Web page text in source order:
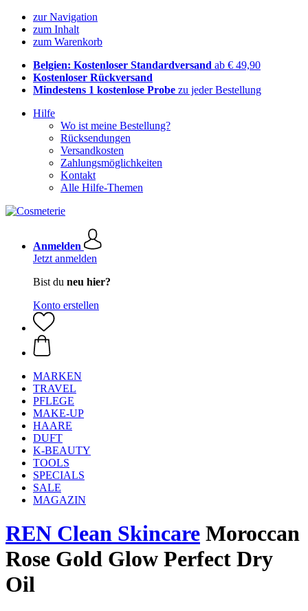
zur Navigation
zum Inhalt
zum Warenkorb
Belgien: Kostenloser Standardversand ab € 49,90
Kostenloser Rückversand
Mindestens 1 kostenlose Probe zu jeder Bestellung
Hilfe
Wo ist meine Bestellung?
Rücksendungen
Versandkosten
Zahlungsmöglichkeiten
Kontakt
Alle Hilfe-Themen
Anmelden
Jetzt anmelden
Bist du neu hier?
Konto erstellen
MARKEN
TRAVEL
PFLEGE
MAKE-UP
HAARE
DUFT
K-BEAUTY
TOOLS
SPECIALS
SALE
MAGAZIN
REN Clean Skincare Moroccan
Rose Gold Glow Perfect Dry
Oil